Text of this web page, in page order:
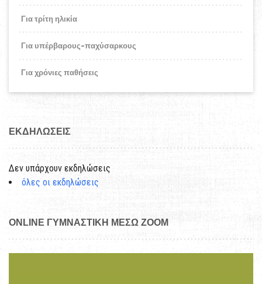
Για τρίτη ηλικία
Για υπέρβαρους-παχύσαρκους
Για χρόνιες παθήσεις
ΕΚΔΗΛΏΣΕΙΣ
Δεν υπάρχουν εκδηλώσεις
όλες οι εκδηλώσεις
ONLINE ΓΥΜΝΑΣΤΙΚΉ ΜΈΣΩ ZOOM